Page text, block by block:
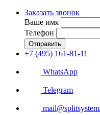
Заказать звонок
Ваше имя
Телефон
Отправить
+7 (495) 161-81-11
WhatsApp
Telegram